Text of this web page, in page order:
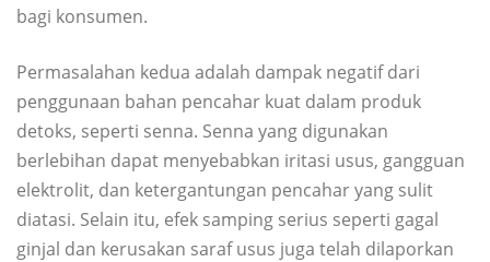
bagi konsumen.
Permasalahan kedua adalah dampak negatif dari
penggunaan bahan pencahar kuat dalam produk
detoks, seperti senna. Senna yang digunakan
berlebihan dapat menyebabkan iritasi usus, gangguan
elektrolit, dan ketergantungan pencahar yang sulit
diatasi. Selain itu, efek samping serius seperti gagal
ginjal dan kerusakan saraf usus juga telah dilaporkan